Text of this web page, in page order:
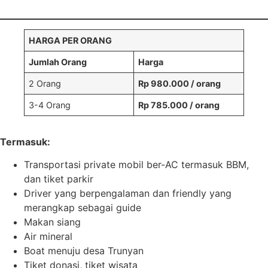
HARGA PER ORANG
Jumlah Orang Harga
2 Orang Rp 980.000 / orang
3-4 Orang Rp 785.000 / orang
Termasuk:
Transportasi private mobil ber-AC termasuk BBM,
dan tiket parkir
Driver yang berpengalaman dan friendly yang
merangkap sebagai guide
Makan siang
Air mineral
Boat menuju desa Trunyan
Tiket donasi, tiket wisata
Book via WhatsApp
Pilih Mobil*
Tipe Sewa*
Nama*